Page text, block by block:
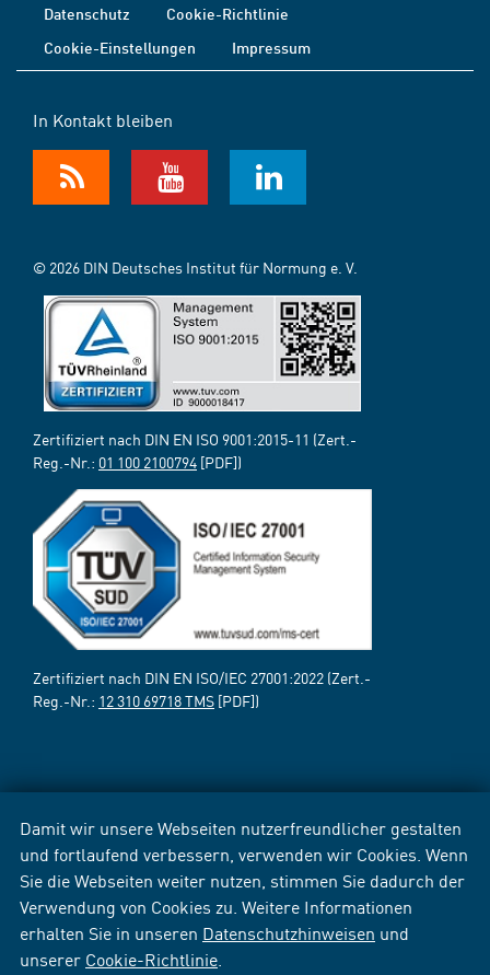
Damit wir unsere Webseiten nutzerfreundlicher gestalten
und fortlaufend verbessern, verwenden wir Cookies. Wenn
Sie die Webseiten weiter nutzen, stimmen Sie dadurch der
Verwendung von Cookies zu. Weitere Informationen
erhalten Sie in unseren Datenschutzhinweisen und
unserer Cookie-Richtlinie
Datenschutz
Cookie-Richtlinie
Cookie-Einstellungen
Impressum
In Kontakt bleiben
© 2026 DIN Deutsches Institut für Normung e. V.
Zertifiziert nach DIN EN ISO 9001:2015-11 (Zert.-
Reg.-Nr.: 01 100 2100794 [PDF])
Zertifiziert nach DIN EN ISO/IEC 27001:2022 (Zert.-
Reg.-Nr.: 12 310 69718 TMS [PDF])